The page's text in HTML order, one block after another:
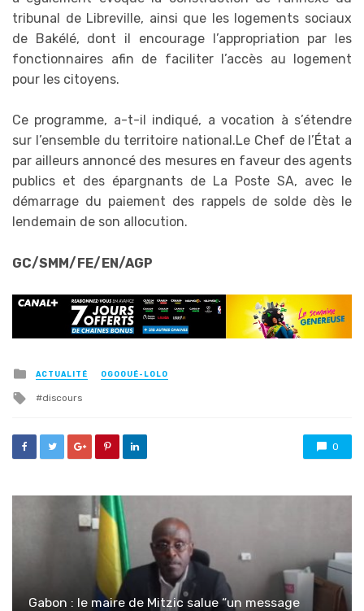
tribunal de Libreville, ainsi que les logements sociaux
de Bakélé, dont il encourage l’appropriation par les
fonctionnaires afin de faciliter l’accès au logement
pour les citoyens.
Ce programme, a-t-il indiqué, a vocation à s’étendre
sur l’ensemble du territoire national.Le Chef de l’État a
par ailleurs annoncé des mesures en faveur des agents
publics et des épargnants de La Poste SA, avec le
démarrage du paiement des rappels de solde dès le
lendemain de son allocution.
GC/SMM/FE/EN/AGP
Posted
in
ACTUALITÉ OGOOUÉ-LOLO
Tagged
discours
0
Gabon : le maire de Mitzic salue “un message